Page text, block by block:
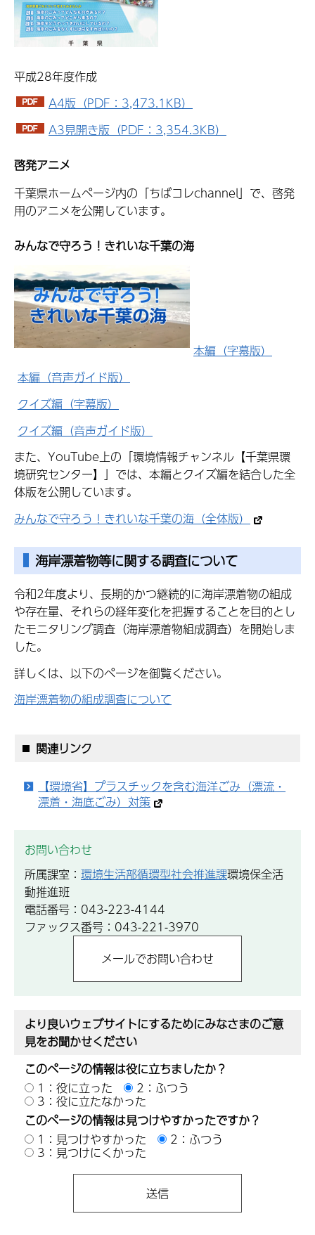
平成28年度作成
A4版（PDF：3,473.1KB）
A3見開き版（PDF：3,354.3KB）
啓発アニメ
千葉県ホームページ内の「ちばコレchannel」で、啓発
用のアニメを公開しています。
みんなで守ろう！きれいな千葉の海
本編（字幕版）
本編（音声ガイド版）
クイズ編（字幕版）
クイズ編（音声ガイド版）
また、YouTube上の「環境情報チャンネル【千葉県環
境研究センター】」では、本編とクイズ編を結合した全
体版を公開しています。
みんなで守ろう！きれいな千葉の海（全体版）
海岸漂着物等に関する調査について
令和2年度より、長期的かつ継続的に海岸漂着物の組成
や存在量、それらの経年変化を把握することを目的とし
たモニタリング調査（海岸漂着物組成調査）を開始しま
した。
詳しくは、以下のページを御覧ください。
海岸漂着物の組成調査について
関連リンク
【環境省】プラスチックを含む海洋ごみ（漂流・
漂着・海底ごみ）対策
お問い合わせ
所属課室： 環境生活部循環型社会推進課環境保全活
動推進班
電話番号：043-223-4144
ファックス番号：043-221-3970
より良いウェブサイトにするためにみなさまのご意
見をお聞かせください
このページの情報は役に立ちましたか？
1：役に立った
2：ふつう
3：役に立たなかった
このページの情報は見つけやすかったですか？
1：見つけやすかった
2：ふつう
3：見つけにくかった